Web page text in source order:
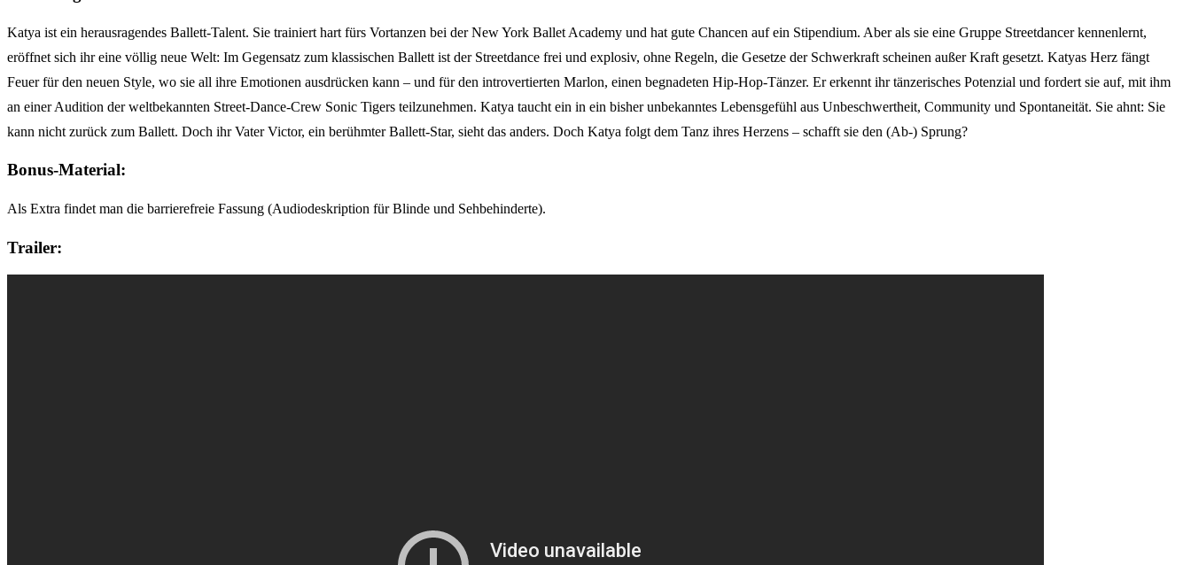
Katya ist ein herausragendes Ballett-Talent. Sie trainiert hart fürs Vortanzen bei der New York Ballet Academy und hat gute Chancen auf ein Stipendium. Aber als sie eine Gruppe Streetdancer kennenlernt,
eröffnet sich ihr eine völlig neue Welt: Im Gegensatz zum klassischen Ballett ist der Streetdance frei und explosiv, ohne Regeln, die Gesetze der Schwerkraft scheinen außer Kraft gesetzt. Katyas Herz fängt
Feuer für den neuen Style, wo sie all ihre Emotionen ausdrücken kann – und für den introvertierten Marlon, einen begnadeten Hip-Hop-Tänzer. Er erkennt ihr tänzerisches Potenzial und fordert sie auf, mit ihm
an einer Audition der weltbekannten Street-Dance-Crew Sonic Tigers teilzunehmen. Katya taucht ein in ein bisher unbekanntes Lebensgefühl aus Unbeschwertheit, Community und Spontaneität. Sie ahnt: Sie
kann nicht zurück zum Ballett. Doch ihr Vater Victor, ein berühmter Ballett-Star, sieht das anders. Doch Katya folgt dem Tanz ihres Herzens – schafft sie den (Ab-) Sprung?
Bonus-Material:
Als Extra findet man die barrierefreie Fassung (Audiodeskription für Blinde und Sehbehinderte).
Trailer: